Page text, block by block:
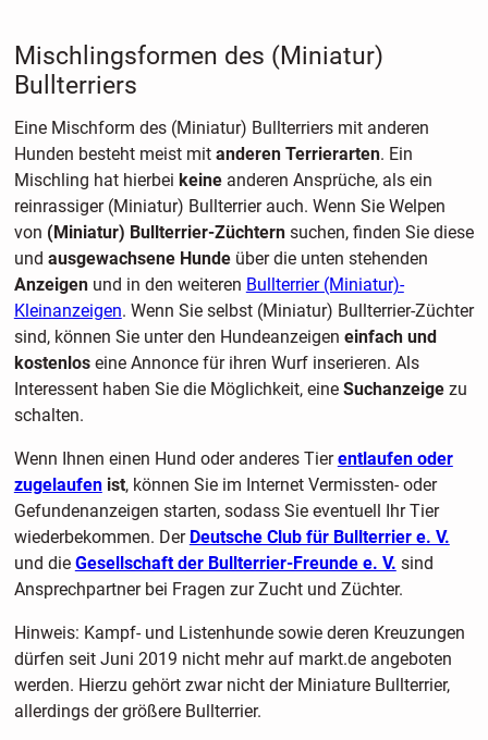
Mischlingsformen des (Miniatur)
Bullterriers
Eine Mischform des (Miniatur) Bullterriers mit anderen
Hunden besteht meist mit anderen Terrierarten. Ein
Mischling hat hierbei keineanderen Ansprüche, als ein
reinrassiger (Miniatur) Bullterrier auch. Wenn Sie Welpen
von (Miniatur) Bullterrier-Züchternsuchen, finden Sie diese
und ausgewachsene Hundeüber die unten stehenden
Anzeigenund in den weiteren Bullterrier (Miniatur)-
Kleinanzeigen. Wenn Sie selbst (Miniatur) Bullterrier-Züchter
sind, können Sie unter den Hundeanzeigen einfach und
kostenloseine Annonce für ihren Wurf inserieren. Als
Interessent haben Sie die Möglichkeit, eine Suchanzeigezu
schalten.
Wenn Ihnen einen Hund oder anderes Tierentlaufen oder
zugelaufenist, können Sie im Internet Vermissten- oder
Gefundenanzeigen starten, sodass Sie eventuell Ihr Tier
wiederbekommen. Der Deutsche Club für Bullterrier e. V.
und die Gesellschaft der Bullterrier-Freunde e. V. sind
Ansprechpartner bei Fragen zur Zucht und Züchter.
Hinweis: Kampf- und Listenhunde sowie deren Kreuzungen
dürfen seit Juni 2019 nicht mehr auf markt.de angeboten
werden. Hierzu gehört zwar nicht der Miniature Bullterrier,
allerdings der größere Bullterrier.